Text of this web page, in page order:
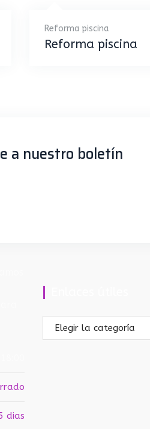
Reforma piscina
Reforma piscina
a nuestro boletín
dias
Enlaces
útiles